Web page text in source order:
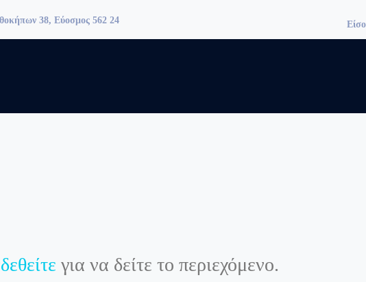
38, Εύοσμος 562 24
για να δείτε το περιεχόμενο.